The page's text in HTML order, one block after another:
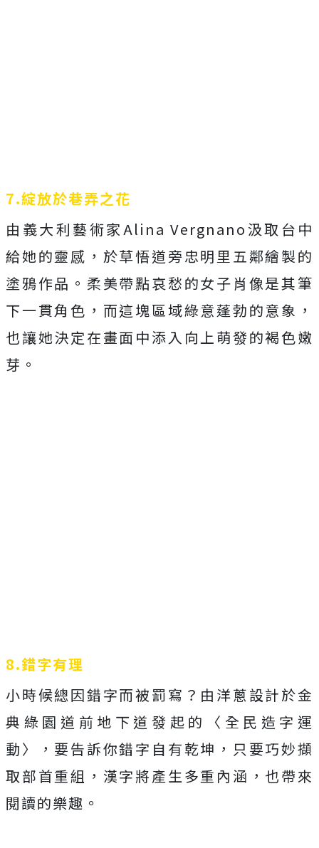
7.綻放於巷弄之花
由義大利藝術家Alina Vergnano汲取台中
給她的靈感，於草悟道旁忠明里五鄰繪製的
塗鴉作品。柔美帶點哀愁的女子肖像是其筆
下一貫角色，而這塊區域綠意蓬勃的意象，
也讓她決定在畫面中添入向上萌發的褐色嫩
芽。
8.錯字有理
小時候總因錯字而被罰寫？由洋蔥設計於金
典綠園道前地下道發起的〈全民造字運
動〉，要告訴你錯字自有乾坤，只要巧妙擷
取部首重組，漢字將產生多重內涵，也帶來
閱讀的樂趣。